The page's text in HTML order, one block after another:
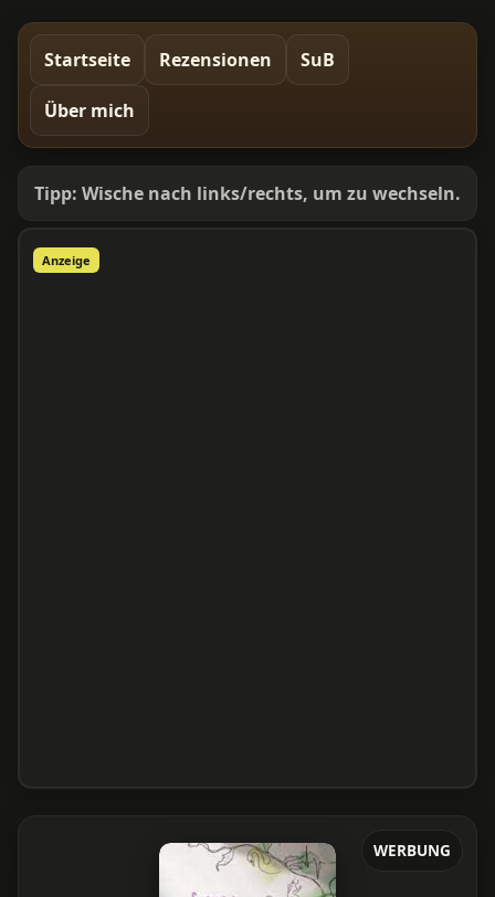
Startseite Rezensionen SuB
Über mich
Tipp: Wische nach links/rechts, um zu wechseln.
Anzeige
WERBUNG